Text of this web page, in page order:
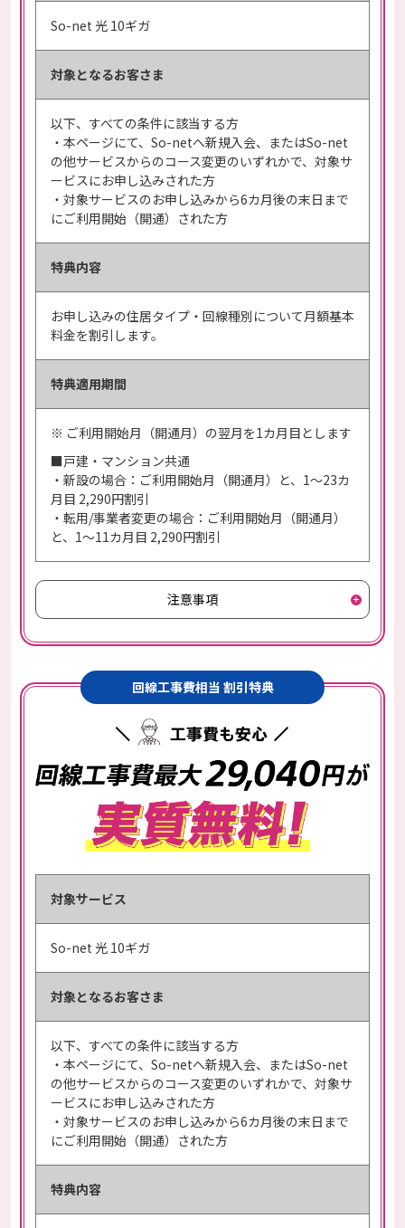
So-net 光 10ギガ
対象となるお客さま
以下、すべての条件に該当する方
・本ページにて、So-netへ新規入会、またはSo-net
の他サービスからのコース変更のいずれかで、対象サ
ービスにお申し込みされた方
・対象サービスのお申し込みから6カ月後の末日まで
にご利用開始（開通）された方
特典内容
お申し込みの住居タイプ・回線種別について月額基本
料金を割引します。
特典適用期間
※ ご利用開始月（開通月）の翌月を1カ月目とします
■戸建・マンション共通
・新設の場合：ご利用開始月（開通月）と、1～23カ
月目 2,290円割引
・転用/事業者変更の場合：ご利用開始月（開通月）
と、1～11カ月目 2,290円割引
注意事項
回線工事費相当 割引特典
対象サービス
So-net 光 10ギガ
対象となるお客さま
以下、すべての条件に該当する方
・本ページにて、So-netへ新規入会、またはSo-net
の他サービスからのコース変更のいずれかで、対象サ
ービスにお申し込みされた方
・対象サービスのお申し込みから6カ月後の末日まで
にご利用開始（開通）された方
特典内容